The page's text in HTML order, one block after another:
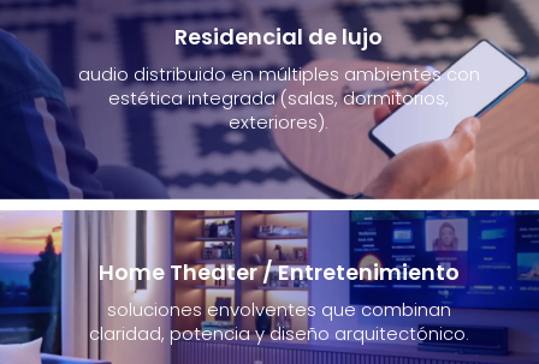
Residencial de lujo
audio distribuido en múltiples ambientes con
estética integrada (salas, dormitorios,
exteriores).
Home Theater / Entretenimiento
soluciones envolventes que combinan
claridad, potencia y diseño arquitectónico.